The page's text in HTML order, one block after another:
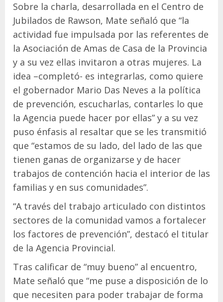
Sobre la charla, desarrollada en el Centro de
Jubilados de Rawson, Mate señaló que “la
actividad fue impulsada por las referentes de
la Asociación de Amas de Casa de la Provincia
y a su vez ellas invitaron a otras mujeres. La
idea –completó- es integrarlas, como quiere
el gobernador Mario Das Neves a la política
de prevención, escucharlas, contarles lo que
la Agencia puede hacer por ellas” y a su vez
puso énfasis al resaltar que se les transmitió
que “estamos de su lado, del lado de las que
tienen ganas de organizarse y de hacer
trabajos de contención hacia el interior de las
familias y en sus comunidades”.
“A través del trabajo articulado con distintos
sectores de la comunidad vamos a fortalecer
los factores de prevención”, destacó el titular
de la Agencia Provincial.
Tras calificar de “muy bueno” al encuentro,
Mate señaló que “me puse a disposición de lo
que necesiten para poder trabajar de forma